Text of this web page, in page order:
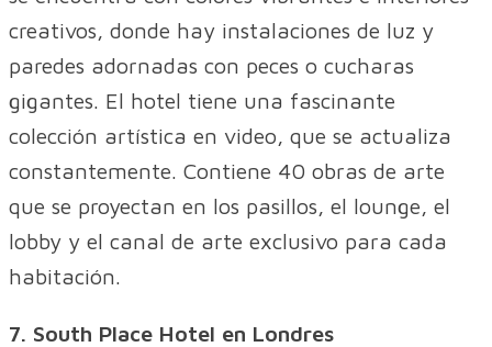
creativos, donde hay instalaciones de luz y
paredes adornadas con peces o cucharas
gigantes. El hotel tiene una fascinante
colección artística en video, que se actualiza
constantemente. Contiene 40 obras de arte
que se proyectan en los pasillos, el lounge, el
lobby y el canal de arte exclusivo para cada
habitación.
7. South Place Hotel en Londres